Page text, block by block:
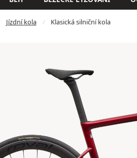
Jízdní kola Klasická silniční kola